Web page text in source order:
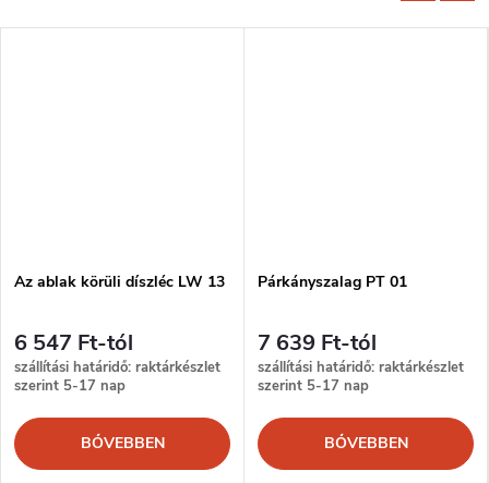
Az ablak körüli díszléc LW 13
6 547 Ft-tól
szállítási határidő: raktárkészlet
szerint 5-17 nap
BŐVEBBEN
Párkányszalag PT 01
7 639 Ft-tól
szállítási határidő: raktárkészlet
szerint 5-17 nap
BŐVEBBEN